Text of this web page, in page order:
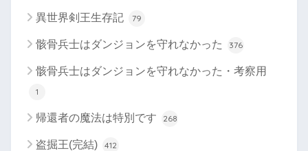
異世界剣王生存記 79
骸骨兵士はダンジョンを守れなかった 376
骸骨兵士はダンジョンを守れなかった・考察用
1
帰還者の魔法は特別です 268
盗掘王(完結) 412